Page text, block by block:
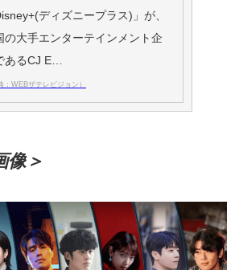
ディズニープラス)」が、
の大手エンターテインメント企
あるCJ E…
：WEBザテレビジョン）
像＞